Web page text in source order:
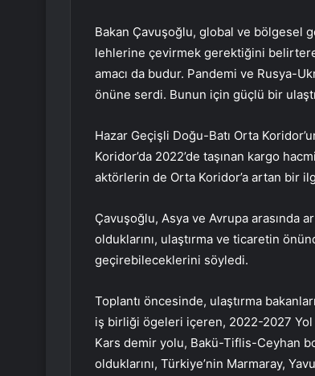
Bakan Çavuşoğlu, global ve bölgesel
lehlerine çevirmek gerektiğini
amacı da budur. Pandemi ve Rusya-
önüne serdi. Bunun için güçlü bir
Hazar Geçişli Doğu-Batı Orta
Koridor’da 2022’de taşınan kargo
aktörlerin de Orta Koridor’a artan bir
Çavuşoğlu, Asya ve Avrupa arasında
olduklarını, ulaştırma ve ticaretin
geçirebileceklerini söyledi.
Toplantı öncesinde, ulaştırma
iş birliği ögeleri içeren, 2022-2027 Yol
Kars demir yolu, Bakü-Tiflis-Ceyhan
olduklarını, Türkiye’nin Marmaray,